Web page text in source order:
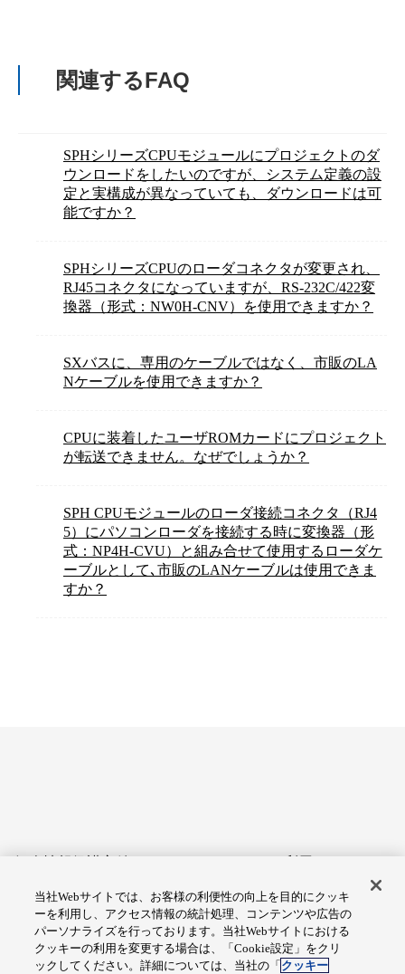
関連するFAQ
SPHシリーズCPUモジュールにプロジェクトのダ
ウンロードをしたいのですが、システム定義の設
定と実構成が異なっていても、ダウンロードは可
能ですか？
SPHシリーズCPUのローダコネクタが変更され、
RJ45コネクタになっていますが、RS-232C/422変
換器（形式：NW0H-CNV）を使用できますか？
SXバスに、専用のケーブルではなく、市販のLA
Nケーブルを使用できますか？
CPUに装着したユーザROMカードにプロジェクト
が転送できません。なぜでしょうか？
SPH CPUモジュールのローダ接続コネクタ（RJ4
5）にパソコンローダを接続する時に変換器（形
式：NP4H-CVU）と組み合せて使用するローダケ
ーブルとして､市販のLANケーブルは使用できま
すか？
アクセシビリティへの対応
Cookie設定
総合サイトマップ
当社Webサイトでは、お客様の利便性の向上を目的にクッキ
ーを利用し、アクセス情報の統計処理、コンテンツや広告の
パーソナライズを行っております。当社Webサイトにおける
クッキーの利用を変更する場合は、「Cookie設定」をクリ
ックしてください。詳細については、当社の「 クッキー